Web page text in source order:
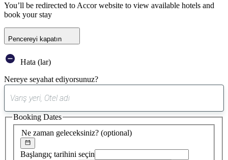
You’ll be redirected to Accor website to view available hotels and
book your stay
Pencereyi kapatın
Hata (lar)
Nereye seyahat ediyorsunuz?
öneri
bulundu
Ne zaman geleceksiniz? (optional)
Başlangıç tarihini seçin
Booking Dates